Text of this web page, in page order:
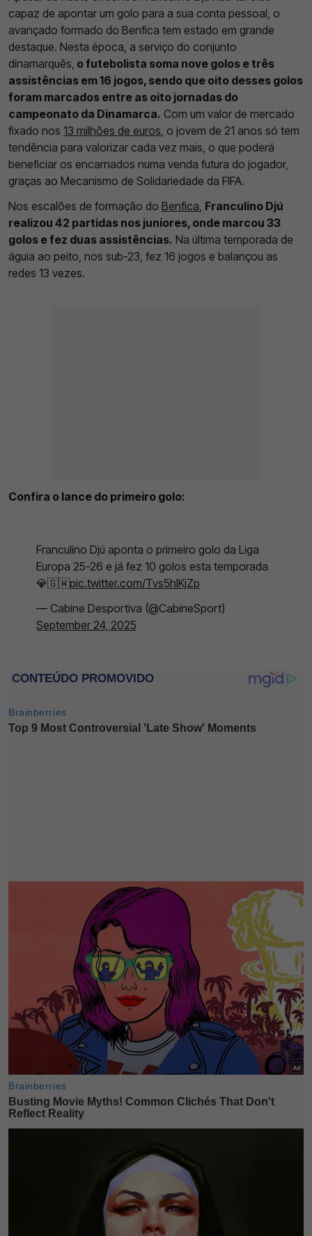
capaz de apontar um golo para a sua conta pessoal, o
avançado formado do Benfica tem estado em grande
destaque. Nesta época, a serviço do conjunto
dinamarquês, o futebolista soma nove golos e três
assistências em 16 jogos, sendo que oito desses golos
foram marcados entre as oito jornadas do
campeonato da Dinamarca. Com um valor de mercado
fixado nos 13 milhões de euros, o jovem de 21 anos só tem
tendência para valorizar cada vez mais, o que poderá
beneficiar os encarnados numa venda futura do jogador,
graças ao Mecanismo de Solidariedade da FIFA.
Nos escalões de formação do Benfica, Franculino Djú
realizou 42 partidas nos juniores, onde marcou 33
golos e fez duas assistências. Na última temporada de
águia ao peito, nos sub-23, fez 16 jogos e balançou as
redes 13 vezes.
Confira o lance do primeiro golo:
Franculino Djú aponta o primeiro golo da Liga
Europa 25-26 e já fez 10 golos esta temporada
💎🇬🇼pic.twitter.com/Tvs5hIKjZp
— Cabine Desportiva (@CabineSport)
September 24, 2025